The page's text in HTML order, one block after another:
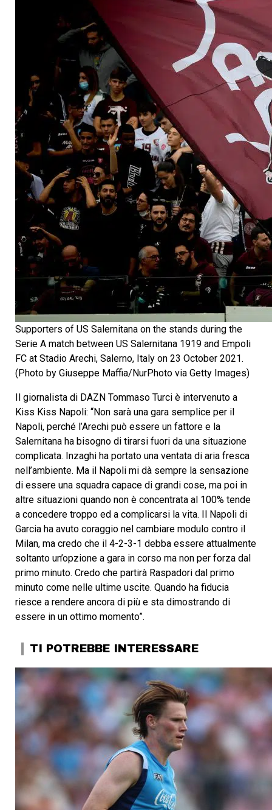
Supporters of US Salernitana on the stands during the
Serie A match between US Salernitana 1919 and Empoli
FC at Stadio Arechi, Salerno, Italy on 23 October 2021.
(Photo by Giuseppe Maffia/NurPhoto via Getty Images)
Il giornalista di DAZN Tommaso Turci è intervenuto a
Kiss Kiss Napoli: “Non sarà una gara semplice per il
Napoli, perché l’Arechi può essere un fattore e la
Salernitana ha bisogno di tirarsi fuori da una situazione
complicata. Inzaghi ha portato una ventata di aria fresca
nell’ambiente. Ma il Napoli mi dà sempre la sensazione
di essere una squadra capace di grandi cose, ma poi in
altre situazioni quando non è concentrata al 100% tende
a concedere troppo ed a complicarsi la vita. Il Napoli di
Garcia ha avuto coraggio nel cambiare modulo contro il
Milan, ma credo che il 4-2-3-1 debba essere attualmente
soltanto un’opzione a gara in corso ma non per forza dal
primo minuto. Credo che partirà Raspadori dal primo
minuto come nelle ultime uscite. Quando ha fiducia
riesce a rendere ancora di più e sta dimostrando di
essere in un ottimo momento”.
TI POTREBBE INTERESSARE